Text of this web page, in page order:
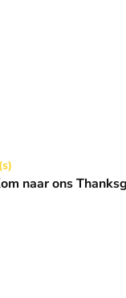
gala in
naar ons